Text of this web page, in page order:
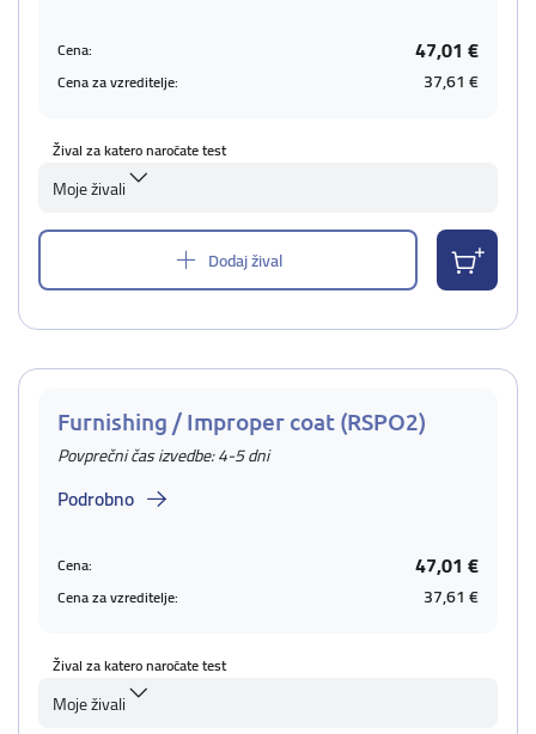
Cena: 47,01 €
Cena za vzreditelje: 37,61 €
Žival za katero naročate test
Moje živali
Dodaj žival
Furnishing / Improper coat (RSPO2)
Povprečni čas izvedbe: 4-5 dni
Podrobno
Cena: 47,01 €
Cena za vzreditelje: 37,61 €
Žival za katero naročate test
Moje živali